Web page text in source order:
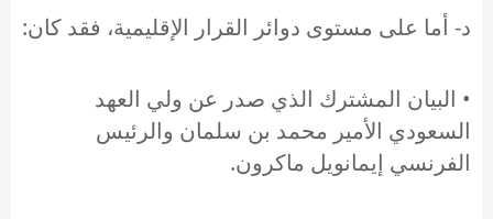
د- أما على مستوى دوائر القرار الإقليمية، فقد كان:
• البيان المشترك الذي صدر عن ولي العهد
السعودي الأمير محمد بن سلمان والرئيس
الفرنسي إيمانويل ماكرون.